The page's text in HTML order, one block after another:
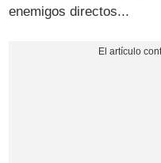
enemigos directos...